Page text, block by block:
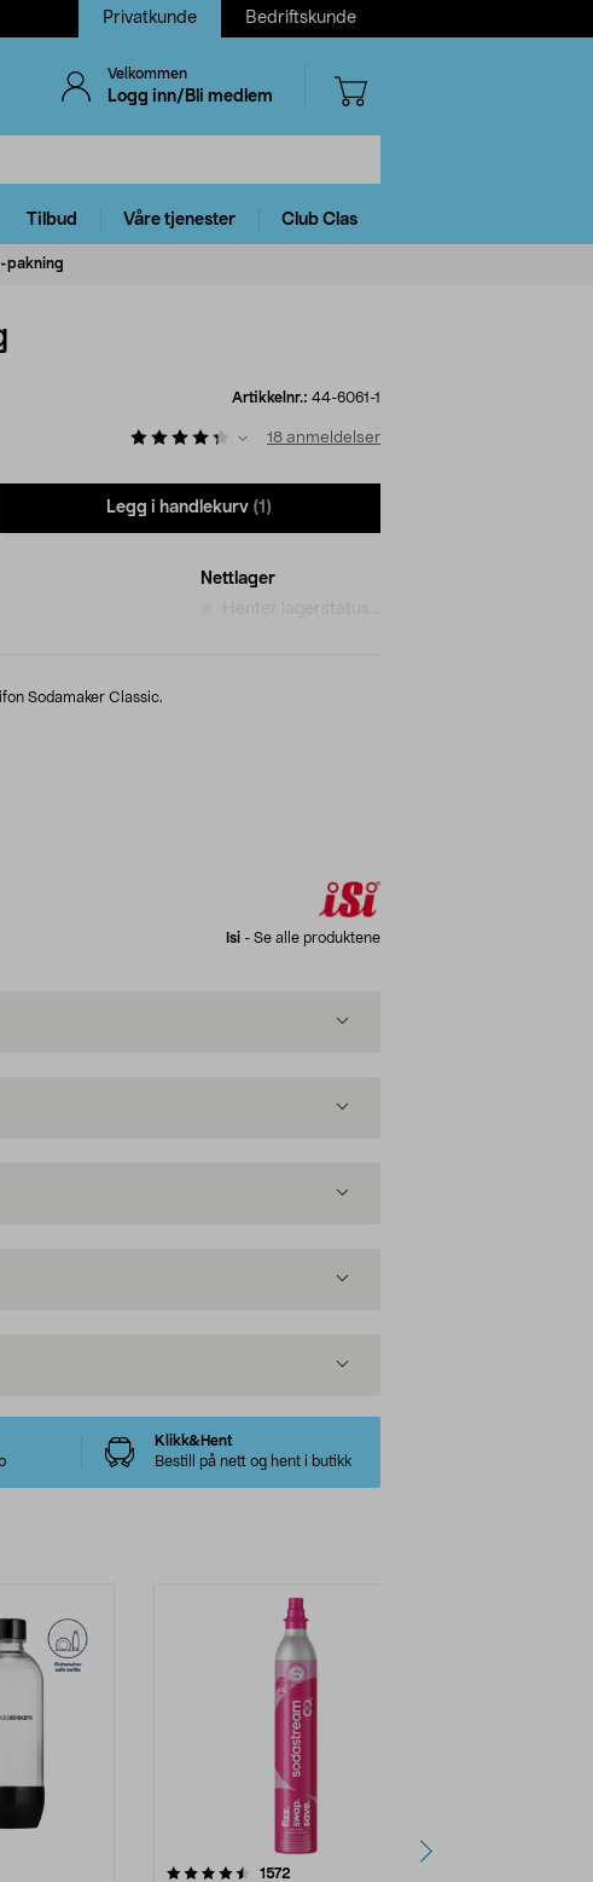
Privatkunde Bedriftskunde
Velkommen
Logg inn/Bli medlem
Tilbud Våre tjenester Club Clas
pakning
Artikkelnr.: 44-6061-1
18 anmeldelser
Legg i handlekurv (1)
Nettlager
Sodamaker Classic.
Isi - Se alle produktene
Klikk&Hent
Bestill på nett og hent i butikk
1572
4.5 av 5 stjerner